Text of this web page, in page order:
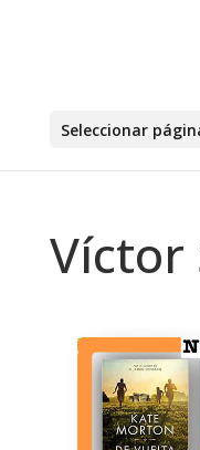
Seleccionar
Víctor